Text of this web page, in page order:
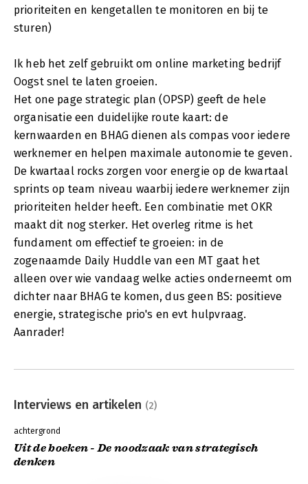
prioriteiten en kengetallen te monitoren en bij te
sturen)
Ik heb het zelf gebruikt om online marketing bedrijf
Oogst snel te laten groeien.
Het one page strategic plan (OPSP) geeft de hele
organisatie een duidelijke route kaart: de
kernwaarden en BHAG dienen als compas voor iedere
werknemer en helpen maximale autonomie te geven.
De kwartaal rocks zorgen voor energie op de kwartaal
sprints op team niveau waarbij iedere werknemer zijn
prioriteiten helder heeft. Een combinatie met OKR
maakt dit nog sterker. Het overleg ritme is het
fundament om effectief te groeien: in de
zogenaamde Daily Huddle van een MT gaat het
alleen over wie vandaag welke acties onderneemt om
dichter naar BHAG te komen, dus geen BS: positieve
energie, strategische prio's en evt hulpvraag.
Aanrader!
Interviews en artikelen (2)
achtergrond
Uit de boeken - De noodzaak van strategisch
denken